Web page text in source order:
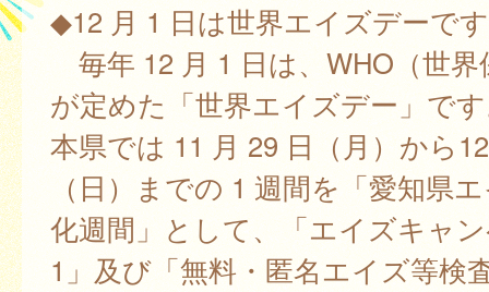
◆12 月 1 日は世界エイズデーで
毎年 12 月 1 日は、WHO（世界
が定めた「世界エイズデー」で
本県では 11 月 29 日（月）から
（日）までの 1 週間を「愛知県
化週間」として、「エイズキャ
1」及び「無料・匿名エイズ等検